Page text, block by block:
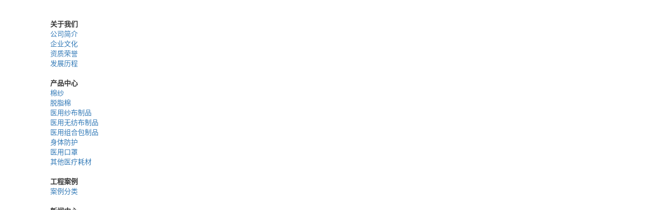
关于我们
公司简介
企业文化
资质荣誉
发展历程
产品中心
棉纱
脱脂棉
医用纱布制品
医用无纺布制品
医用组合包制品
身体防护
医用口罩
其他医疗耗材
工程案例
案例分类